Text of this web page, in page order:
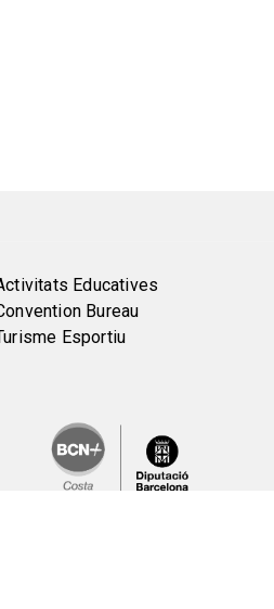
Educatives
Bureau
Esportiu